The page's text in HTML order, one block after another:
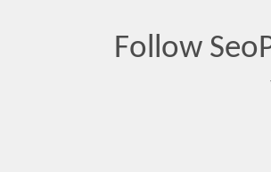
Follow